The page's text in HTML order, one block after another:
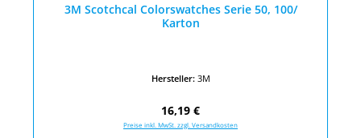
3M Scotchcal Colorswatches Serie 50, 100/
Karton
Hersteller: 3M
Regulärer Preis:
16,19 €
Preise inkl. MwSt. zzgl. Versandkosten